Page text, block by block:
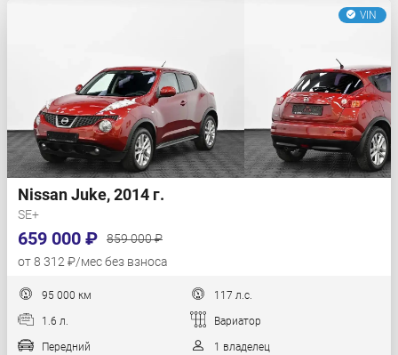
VIN
Nissan Juke, 2014 г.
SE+
659 000 ₽
859 000 ₽
от 8 312 ₽/мес без взноса
95 000 км 117 л.с.
1.6 л. Вариатор
Передний 1 владелец